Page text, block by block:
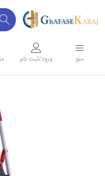
منو ورود/ثبت نام